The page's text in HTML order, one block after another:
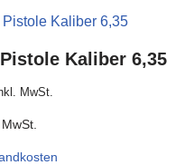
Kaliber 6,35
MwSt.